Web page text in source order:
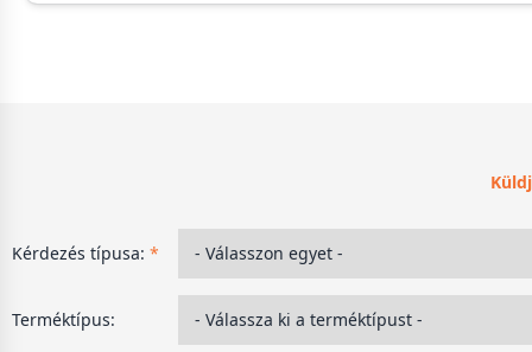
Kérdezés típusa: *
Terméktípus: